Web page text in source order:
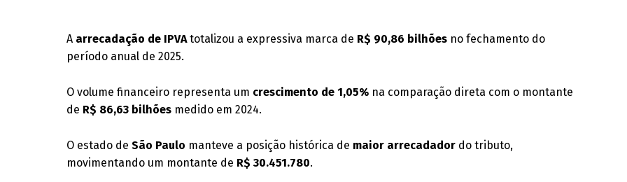
A arrecadação de IPVAtotalizou a expressiva marca de R$ 90,86 bilhões no fechamento do
período anual de 2025.
O volume financeiro representa um crescimento de 1,05% na comparação direta com o montante
de R$ 86,63 bilhões medido em 2024.
O estado deSão Paulo manteve a posição histórica de maior arrecadador do tributo,
movimentando um montante de R$ 30.451.780.